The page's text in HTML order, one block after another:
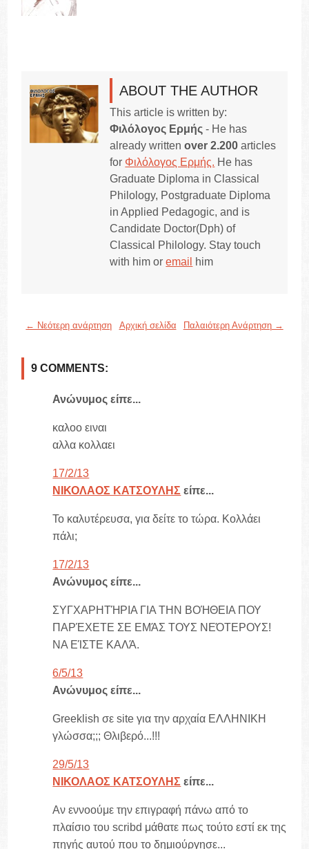
ABOUT THE AUTHOR
This article is written by:
Φιλόλογος Ερμής - He has
already writtenover 2.200 articles
for Φιλόλογος Ερμής. He has
Graduate Diploma in Classical
Philology, Postgraduate Diploma
in Applied Pedagogic, and is
Candidate Doctor(Dph) of
Classical Philology. Stay touch
with him oremail him
← Νεότερη ανάρτηση Παλαιότερη Ανάρτηση →
Αρχική σελίδα
9 COMMENTS:
Ανώνυμος είπε...
καλοο ειναι
αλλα κολλαει
17/2/13
ΝΙΚΟΛΑΟΣ ΚΑΤΣΟΥΛΗΣ είπε...
Το καλυτέρευσα, για δείτε το τώρα. Κολλάει
πάλι;
17/2/13
Ανώνυμος είπε...
ΣΥΓΧΑΡΗΤΉΡΙΑ ΓΙΑ ΤΗΝ ΒΟΉΘΕΙΑ ΠΟΥ
ΠΑΡΈΧΕΤΕ ΣΕ ΕΜΆΣ ΤΟΥΣ ΝΕΌΤΕΡΟΥΣ!
ΝΑ ΕΊΣΤΕ ΚΑΛΆ.
6/5/13
Ανώνυμος είπε...
Greeklish σε site για την αρχαία ΕΛΛΗΝΙΚΗ
γλώσσα;;; Θλιβερό...!!!
29/5/13
ΝΙΚΟΛΑΟΣ ΚΑΤΣΟΥΛΗΣ είπε...
Αν εννοούμε την επιγραφή πάνω από το
πλαίσιο του scribd μάθατε πως τούτο εστί εκ της
πηγής αυτού που το δημιούργησε...